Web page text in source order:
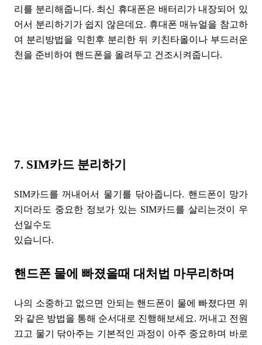
리를 분리해줍니다. 최신 휴대폰은 배터리가 내장되어 있
어서 분리하기가 쉽지 않은데요. 휴대폰 매뉴얼을 참고하
여 분리방법을 익힌후 분리한 뒤 키친타올이나 부드러운
천을 준비하여 핸드폰을 올려두고 건조시켜줍니다.
7. SIM카드 분리하기
SIM카드를 꺼내어서 물기를 닦아줍니다. 핸드폰이 망가
지더라도 중요한 정보가 있는 SIM카드를 살리는것이 우
선일수도
있습니다.
핸드폰 물에 빠졌을때 대처법 마무리하며
나의 소중하고 없으면 안되는 핸드폰이 물에 빠졌다면 위
와 같은 방법을 통해 순서대로 진행해보세요. 꺼내고 전원
끄고 물기 닦아주는 기본적인 과정이 아주 중요하며 바로